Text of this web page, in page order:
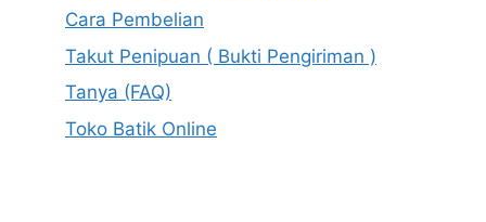
Cara Pembelian
Takut Penipuan ( Bukti Pengiriman )
Tanya (FAQ)
Toko Batik Online